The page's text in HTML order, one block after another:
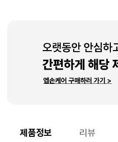
제품정보 리뷰